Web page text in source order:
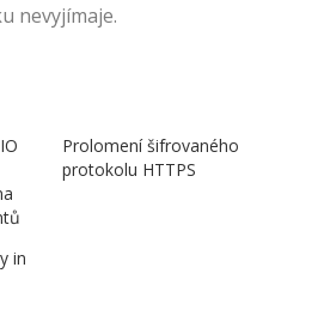
nevyjímaje.
Prolomení šifrovaného
protokolu HTTPS
in